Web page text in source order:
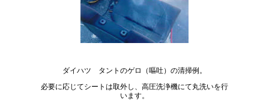
ダイハツ タントのゲロ（嘔吐）の清掃例。
必要に応じてシートは取外し、高圧洗浄機にて丸洗いを行
います。